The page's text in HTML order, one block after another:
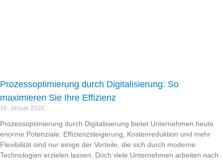
Prozessoptimierung durch Digitalisierung: So
maximieren Sie Ihre Effizienz
16. Januar 2025
Prozessoptimierung durch Digitalisierung bietet Unternehmen heute
enorme Potenziale: Effizienzsteigerung, Kostenreduktion und mehr
Flexibilität sind nur einige der Vorteile, die sich durch moderne
Technologien erzielen lassen. Doch viele Unternehmen arbeiten nach